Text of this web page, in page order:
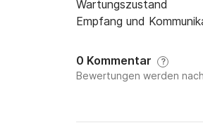
Wartungszustand
Empfang und
0 Kommentar ?
Bewertungen werden